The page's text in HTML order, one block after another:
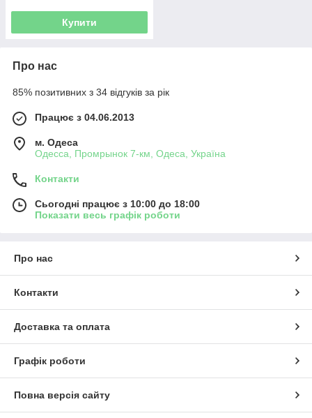
Купити
Про нас
85% позитивних з 34 відгуків за рік
Працює з 04.06.2013
м. Одеса
Одесса, Промрынок 7-км, Одеса, Україна
Контакти
Сьогодні працює з 10:00 до 18:00
Показати весь графік роботи
Про нас
Контакти
Доставка та оплата
Графік роботи
Повна версія сайту